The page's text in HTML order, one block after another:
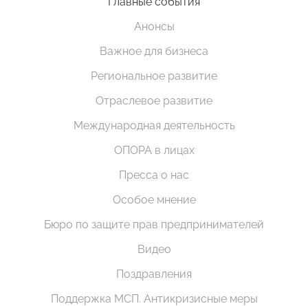
Анонсы
Важное для бизнеса
Региональное развитие
Отраслевое развитие
Международная деятельность
ОПОРА в лицах
Пресса о нас
Особое мнение
Бюро по защите прав предпринимателей
Видео
Поздравления
Поддержка МСП. Антикризисные меры